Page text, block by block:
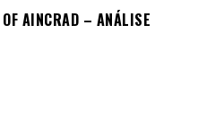
OF AINCRAD – ANÁLISE